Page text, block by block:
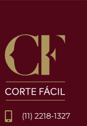
(11) 2218-1327